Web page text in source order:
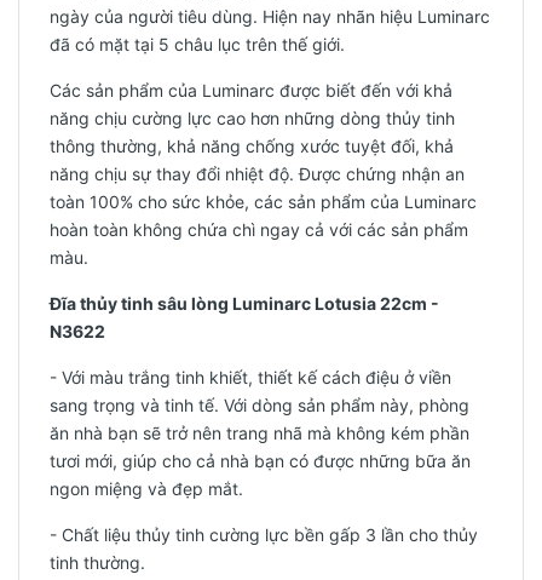
ngày của người tiêu dùng. Hiện nay nhãn hiệu Luminarc
đã có mặt tại 5 châu lục trên thế giới.
Các sản phẩm của Luminarc được biết đến với khả
năng chịu cường lực cao hơn những dòng thủy tinh
thông thường, khả năng chống xước tuyệt đối, khả
năng chịu sự thay đổi nhiệt độ. Được chứng nhận an
toàn 100% cho sức khỏe, các sản phẩm của Luminarc
hoàn toàn không chứa chì ngay cả với các sản phẩm
màu.
Đĩa thủy tinh sâu lòng Luminarc Lotusia 22cm -
N3622
- Với màu trắng tinh khiết, thiết kế cách điệu ở viền
sang trọng và tinh tế. Với dòng sản phẩm này, phòng
ăn nhà bạn sẽ trở nên trang nhã mà không kém phần
tươi mới, giúp cho cả nhà bạn có được những bữa ăn
ngon miệng và đẹp mắt.
- Chất liệu thủy tinh cường lực bền gấp 3 lần cho thủy
tinh thường.